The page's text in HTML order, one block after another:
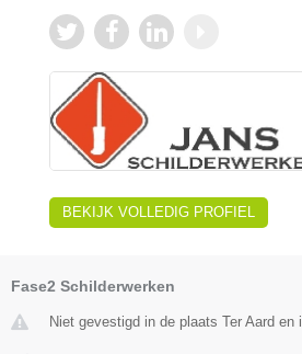
BEKIJK VOLLEDIG PROFIEL
Fase2 Schilderwerken
Niet gevestigd in de plaats Ter Aard en